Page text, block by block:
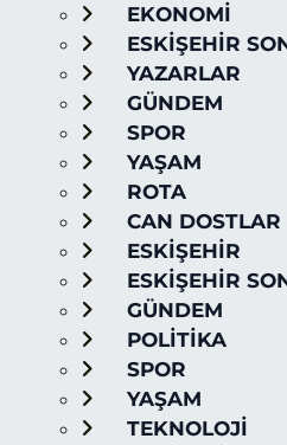
EKONOMİ
ESKİŞEHİR
YAZARLAR
GÜNDEM
SPOR
YAŞAM
ROTA
CAN DOSTLAR
ESKİŞEHİR
ESKİŞEHİR
GÜNDEM
POLİTİKA
SPOR
YAŞAM
TEKNOLOJİ